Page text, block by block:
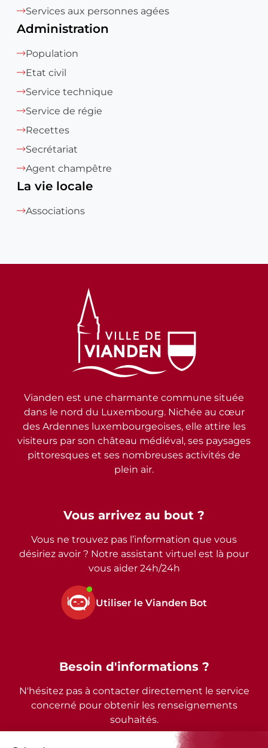
Services aux personnes agées
Administration
Population
Etat civil
Service technique
Service de régie
Recettes
Secrétariat
Agent champêtre
La vie locale
Associations
Vous arrivez au bout ?
Vous ne trouvez pas l’information que vous
désiriez avoir ? Notre assistant virtuel est là pour
vous aider 24h/24h
Utiliser le Vianden Bot
Vianden est une charmante commune située
dans le nord du Luxembourg. Nichée au cœur
des Ardennes luxembourgeoises, elle attire les
visiteurs par son château médiéval, ses paysages
pittoresques et ses nombreuses activités de
plein air.
Besoin d'informations ?
N'hésitez pas à contacter directement le service
concerné pour obtenir les renseignements
souhaités.